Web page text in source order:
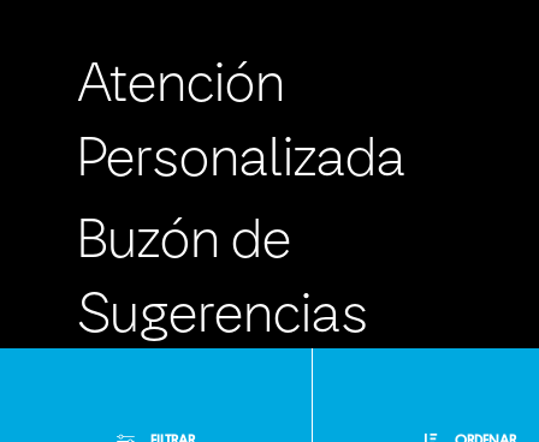
Atención
Personalizada
Buzón de
Sugerencias